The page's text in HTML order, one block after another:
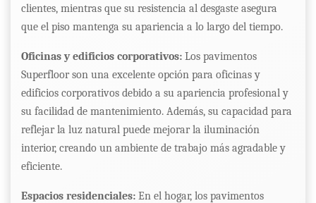
clientes, mientras que su resistencia al desgaste asegura
que el piso mantenga su apariencia a lo largo del tiempo.
Oficinas y edificios corporativos: Los pavimentos
Superfloor son una excelente opción para oficinas y
edificios corporativos debido a su apariencia profesional y
su facilidad de mantenimiento. Además, su capacidad para
reflejar la luz natural puede mejorar la iluminación
interior, creando un ambiente de trabajo más agradable y
eficiente.
Espacios residenciales: En el hogar, los pavimentos